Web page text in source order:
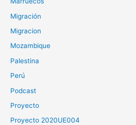
Migración
Migracion
Mozambique
Palestina
Perú
Podcast
Proyecto
Proyecto 2020UE004